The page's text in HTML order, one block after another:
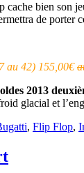
cache bien son
de porter
au 42) 155,00€
2013
glacial et
, Flip Flop,